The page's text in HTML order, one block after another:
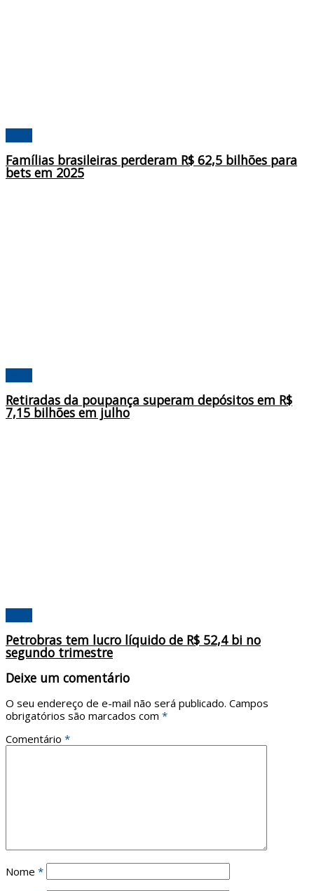
Famílias brasileiras perderam R$ 62,5 bilhões para
bets em 2025
Retiradas da poupança superam depósitos em R$
7,15 bilhões em julho
Petrobras tem lucro líquido de R$ 52,4 bi no
segundo trimestre
Deixe um comentário
O seu endereço de e-mail não será publicado. Campos
obrigatórios são marcados com *
Comentário *
Nome *